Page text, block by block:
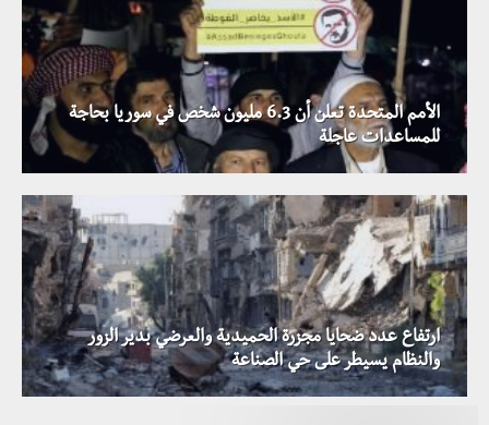
الأمم المتحدة تعلن أن 6.3 مليون شخص في سوريا بحاجة
للمساعدات عاجلة
ارتفاع عدد ضحايا مجزرة الحميدية والعرضي بدير الزور
والنظام يسيطر على حي الصناعة